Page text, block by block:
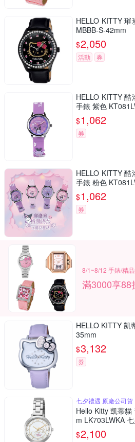
HELLO KITTY
MBBB-S-42mm
$2,050
活動 券
HELLO KITTY
手錶 紫色
$1,062
券
HELLO KITTY
手錶 粉色
$1,062
券
滿3000享88
HELLO KITTY 凱
35mm
$3,132
券
七夕禮遇 原廠公司貨
Hello Kitty 凱蒂
m LK703LWKA
$2,100